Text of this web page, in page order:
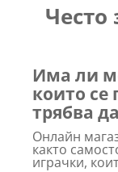
Често
Има ли
които се
трябва
Онлайн
както
играчки,